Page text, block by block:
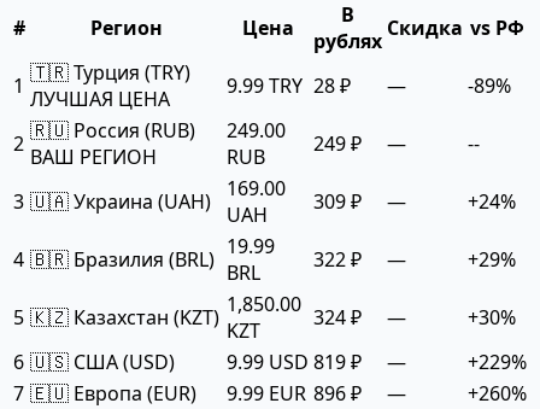
#
Регион Цена
В
рублях Скидка vs РФ
1 🇹🇷 Турция (TRY)
ЛУЧШАЯ ЦЕНА
9.99 TRY 28 ₽ — -89%
2 🇷🇺 Россия (RUB)
ВАШ РЕГИОН
249.00
RUB
249 ₽ — --
3 🇺🇦 Украина (UAH)
169.00
UAH
309 ₽ — +24%
4 🇧🇷 Бразилия (BRL) 19.99
BRL
322 ₽ — +29%
5 🇰🇿 Казахстан (KZT) 1,850.00
KZT
324 ₽ —
+30%
6 🇺🇸 США (USD) 9.99 USD 819 ₽ —
+229%
7 🇪🇺 Европа (EUR) 9.99 EUR 896 ₽ —
+260%